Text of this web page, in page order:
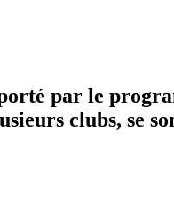
par le
clubs, se